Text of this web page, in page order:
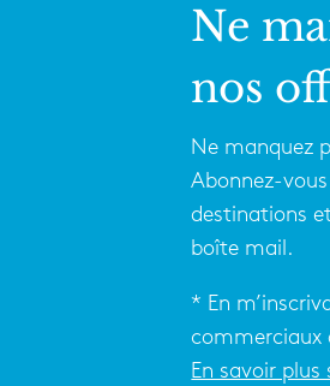
Ne
nos
Ne manquez
Abonnez-
destinations
boîte mail.
* En
commerciaux
En savoir